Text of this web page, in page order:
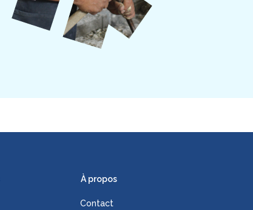
À propos
Contact